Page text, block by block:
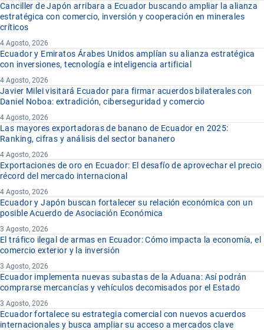
Canciller de Japón arribara a Ecuador buscando ampliar la alianza
estratégica con comercio, inversión y cooperación en minerales
críticos
4 Agosto, 2026
Ecuador y Emiratos Árabes Unidos amplían su alianza estratégica
con inversiones, tecnología e inteligencia artificial
4 Agosto, 2026
Javier Milei visitará Ecuador para firmar acuerdos bilaterales con
Daniel Noboa: extradición, ciberseguridad y comercio
4 Agosto, 2026
Las mayores exportadoras de banano de Ecuador en 2025:
Ranking, cifras y análisis del sector bananero
4 Agosto, 2026
Exportaciones de oro en Ecuador: El desafío de aprovechar el precio
récord del mercado internacional
4 Agosto, 2026
Ecuador y Japón buscan fortalecer su relación económica con un
posible Acuerdo de Asociación Económica
3 Agosto, 2026
El tráfico ilegal de armas en Ecuador: Cómo impacta la economía, el
comercio exterior y la inversión
3 Agosto, 2026
Ecuador implementa nuevas subastas de la Aduana: Así podrán
comprarse mercancías y vehículos decomisados por el Estado
3 Agosto, 2026
Ecuador fortalece su estrategia comercial con nuevos acuerdos
internacionales y busca ampliar su acceso a mercados clave